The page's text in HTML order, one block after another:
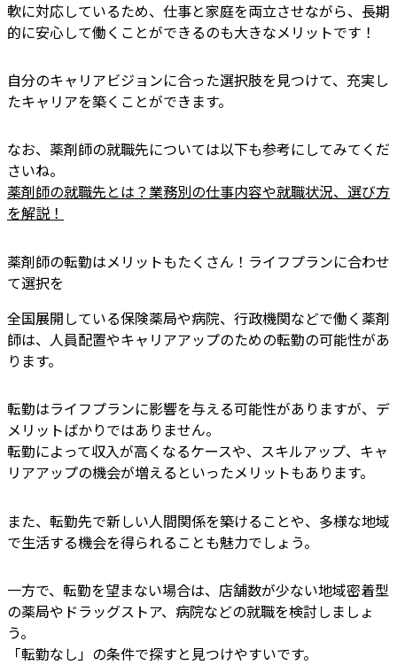
軟に対応しているため、仕事と家庭を両立させながら、長期
的に安心して働くことができるのも大きなメリットです！
自分のキャリアビジョンに合った選択肢を見つけて、充実し
たキャリアを築くことができます。
なお、薬剤師の就職先については以下も参考にしてみてくだ
さいね。
薬剤師の就職先とは？業務別の仕事内容や就職状況、選び方
を解説！
薬剤師の転勤はメリットもたくさん！ライフプランに合わせ
て選択を
全国展開している保険薬局や病院、行政機関などで働く薬剤
師は、人員配置やキャリアアップのための転勤の可能性があ
ります。
転勤はライフプランに影響を与える可能性がありますが、デ
メリットばかりではありません。
転勤によって収入が高くなるケースや、スキルアップ、キャ
リアアップの機会が増えるといったメリットもあります。
また、転勤先で新しい人間関係を築けることや、多様な地域
で生活する機会を得られることも魅力でしょう。
一方で、転勤を望まない場合は、店舗数が少ない地域密着型
の薬局やドラッグストア、病院などの就職を検討しましょ
う。
「転勤なし」の条件で探すと見つけやすいです。